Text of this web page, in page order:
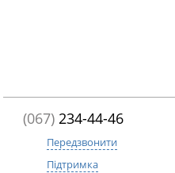
(067) 234-44-46
Передзвонити
Підтримка